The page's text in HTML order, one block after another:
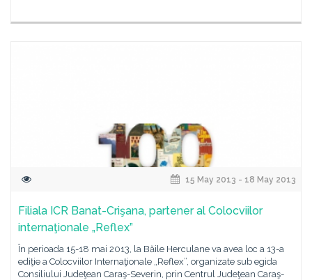
15 May 2013 - 18 May 2013
Filiala ICR Banat-Crişana, partener al Colocviilor
internaţionale „Reflex”
În perioada 15-18 mai 2013, la Băile Herculane va avea loc a 13-a
ediţie a Colocviilor Internaţionale „Reflex”, organizate sub egida
Consiliului Judeţean Caraş-Severin, prin Centrul Judeţean Caraş-